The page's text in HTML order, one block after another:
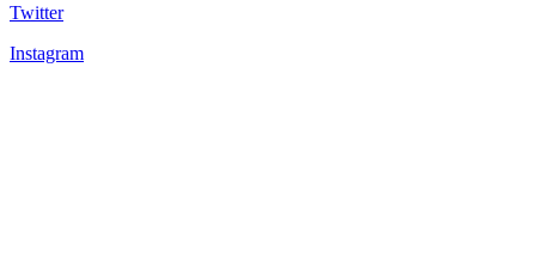
Twitter
Instagram